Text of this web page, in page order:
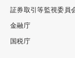
証券取引等監視委員
金融庁
国税庁